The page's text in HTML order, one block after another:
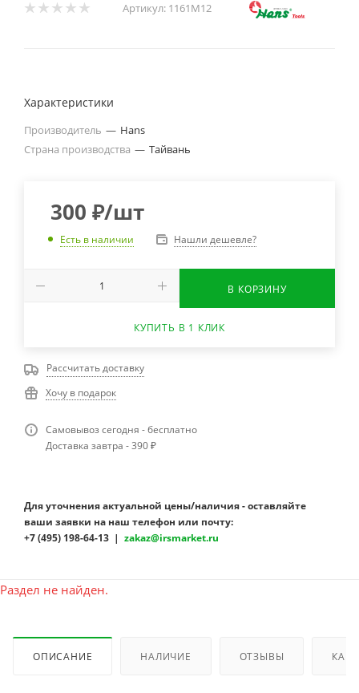
Артикул: 1161M12
Характеристики
Производитель — Hans
Страна производства — Тайвань
300 ₽/шт
Есть в наличии Нашли дешевле?
В КОРЗИНУ
КУПИТЬ В 1 КЛИК
Рассчитать доставку
Хочу в подарок
Самовывоз сегодня - бесплатно
Доставка завтра - 390 ₽
Для уточнения актуальной цены/наличия - оставляйте
ваши заявки на наш телефон или почту:
+7 (495) 198-64-13 | zakaz@irsmarket.ru
Раздел не найден.
ОПИСАНИЕ НАЛИЧИЕ ОТЗЫВЫ КАК